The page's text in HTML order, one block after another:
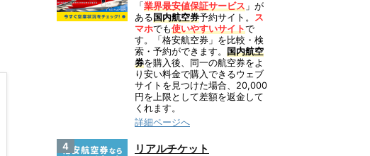
「 業界最安値保証サービス 」が
ある国内航空券予約サイト。 ス
マホでも使いやすいサイトで
す。「格安航空券」を比較・検
索・予約ができます。 国内航空
券を購入後、同一の航空券をよ
り安い料金で購入できるウェブ
サイトを見つけた場合、20,000
円を上限として差額を返金して
くれます。
詳細ページへ
4 リアルチケット